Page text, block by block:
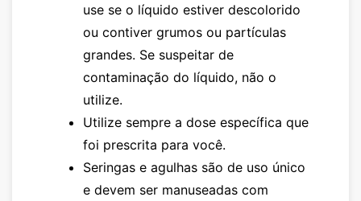
use se o líquido estiver descolorido
ou contiver grumos ou partículas
grandes. Se suspeitar de
contaminação do líquido, não o
utilize.
Utilize sempre a dose específica que
foi prescrita para você.
Seringas e agulhas são de uso único
e devem ser manuseadas com